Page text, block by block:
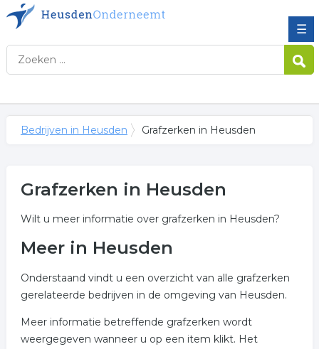
☰
Bedrijven in Heusden Grafzerken in Heusden
Grafzerken in Heusden
Wilt u meer informatie over grafzerken in Heusden?
Meer in Heusden
Onderstaand vindt u een overzicht van alle grafzerken
gerelateerde bedrijven in de omgeving van Heusden.
Meer informatie betreffende grafzerken wordt
weergegeven wanneer u op een item klikt. Het